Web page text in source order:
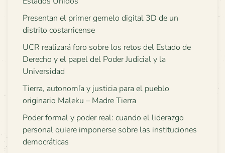
Presentan el primer gemelo digital 3D de un
distrito costarricense
UCR realizará foro sobre los retos del Estado de
Derecho y el papel del Poder Judicial y la
Universidad
Tierra, autonomía y justicia para el pueblo
originario Maleku – Madre Tierra
Poder formal y poder real: cuando el liderazgo
personal quiere imponerse sobre las instituciones
democráticas